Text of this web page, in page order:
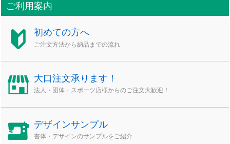
ご利用案内
初めての方へ
ご注文方法から納品までの流れ
大口注文承ります！
法人・団体・スポーツ店様からのご注文大歓迎！
デザインサンプル
書体・デザインのサンプルをご紹介